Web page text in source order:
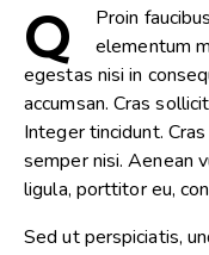
Q
Proin
elementum
egestas nisi in
accumsan. Cras
Integer tincidunt.
semper nisi. Aenean
ligula, porttitor eu,
Sed ut perspiciatis,